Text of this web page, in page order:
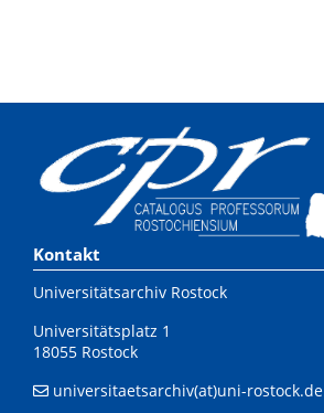
Kontakt
Universitätsarchiv Rostock
Universitätsplatz 1
18055 Rostock
universitaetsarchiv(at)uni-rostock.de